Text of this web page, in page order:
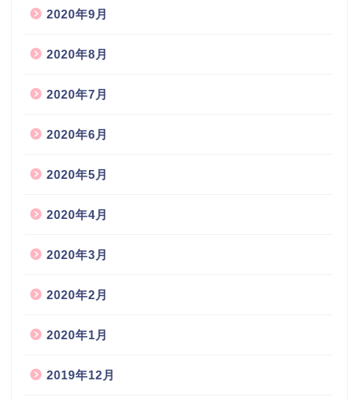
2020年9月
2020年8月
2020年7月
2020年6月
2020年5月
2020年4月
2020年3月
2020年2月
2020年1月
2019年12月